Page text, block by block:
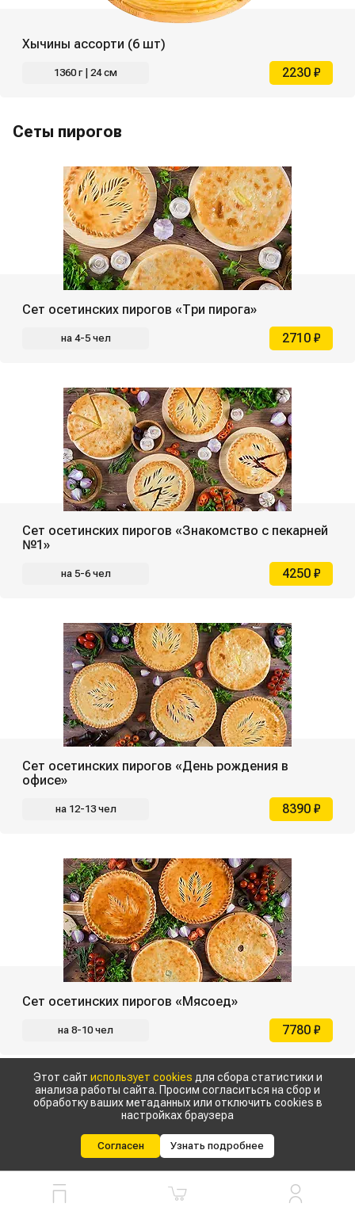
Хычины ассорти (6 шт)
1360 г | 24 см 2230 ₽
Сеты пирогов
Сет осетинских пирогов «Три пирога»
на 4-5 чел 2710 ₽
Сет осетинских пирогов «Знакомство с пекарней
№1»
на 5-6 чел 4250 ₽
Сет осетинских пирогов «День рождения в
офисе»
на 12-13 чел 8390 ₽
Сет осетинских пирогов «Мясоед»
на 8-10 чел 7780 ₽
Этот сайт использует cookies для сбора статистики и
анализа работы сайта. Просим согласиться на сбор и
обработку ваших метаданных или отключить cookies в
настройках браузера
Согласен Узнать подробнее